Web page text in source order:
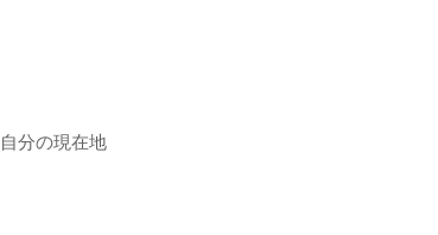
自分の現在地